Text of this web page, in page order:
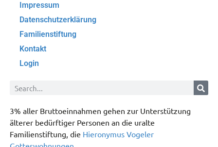
Impressum
Datenschutzerklärung
Familienstiftung
Kontakt
Login
3% aller Bruttoeinnahmen gehen zur Unterstützung
älterer bedürftiger Personen an die uralte
Familienstiftung, die Hieronymus Vogeler